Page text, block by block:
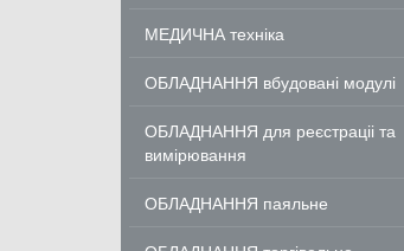
МЕДИЧНА техніка
ОБЛАДНАННЯ вбудовані модулі
ОБЛАДНАННЯ для реєстраціі та
вимірювання
ОБЛАДНАННЯ паяльне